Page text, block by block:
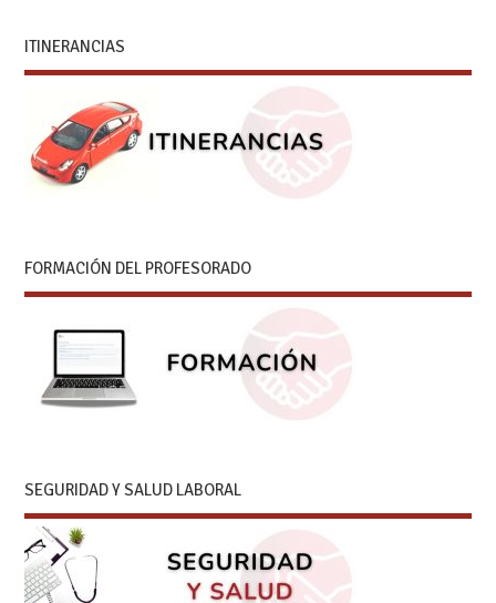
ITINERANCIAS
FORMACIÓN DEL PROFESORADO
SEGURIDAD Y SALUD LABORAL